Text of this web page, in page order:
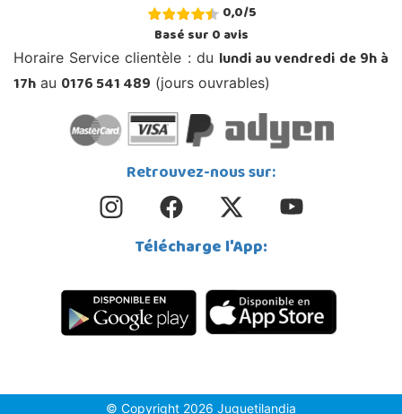
0,0/5
Basé sur0avis
Horaire Service clientèle : du lundi au vendredi de 9h à
17h au 0176 541 489 (jours ouvrables)
Retrouvez-nous sur:
Télécharge l'App:
© Copyright 2026 Juguetilandia